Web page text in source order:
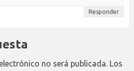
Responder
no será publicada. Los